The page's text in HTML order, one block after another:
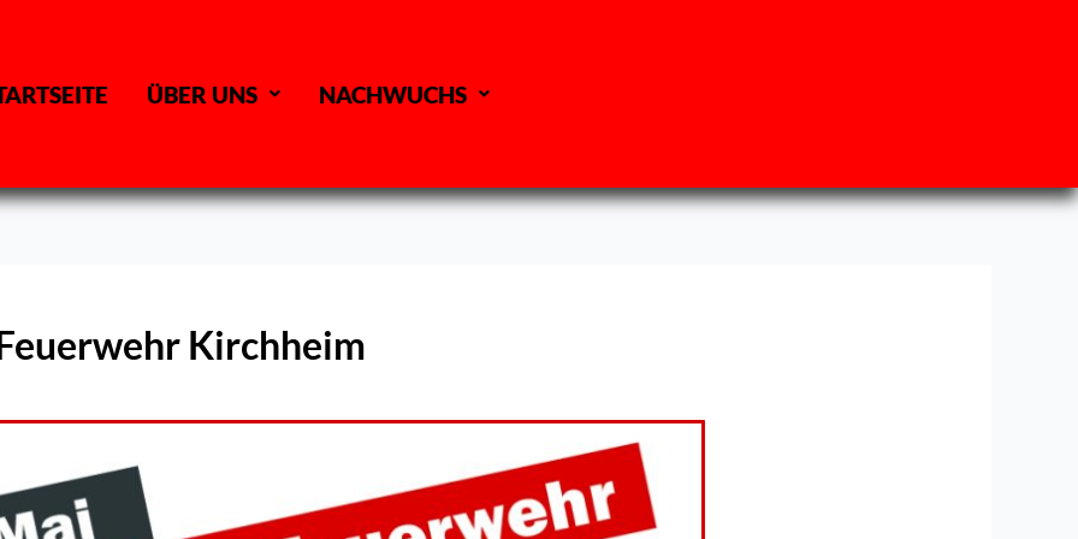
ÜBER UNS NACHWUCHS
Kirchheim